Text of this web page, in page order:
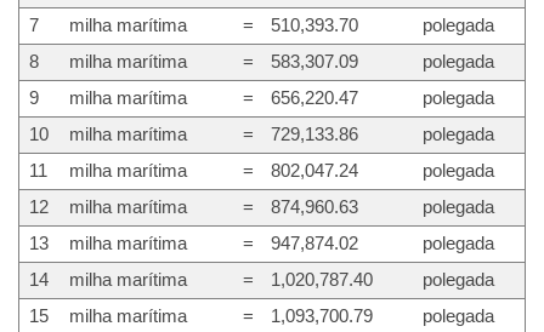
7
milha marítima = 510,393.70
polegada
8
milha marítima = 583,307.09
polegada
9
milha marítima = 656,220.47
polegada
10
milha marítima = 729,133.86
polegada
11
milha marítima = 802,047.24
polegada
12
milha marítima = 874,960.63
polegada
13
milha marítima = 947,874.02
polegada
14
milha marítima = 1,020,787.40
polegada
15
milha marítima = 1,093,700.79
polegada